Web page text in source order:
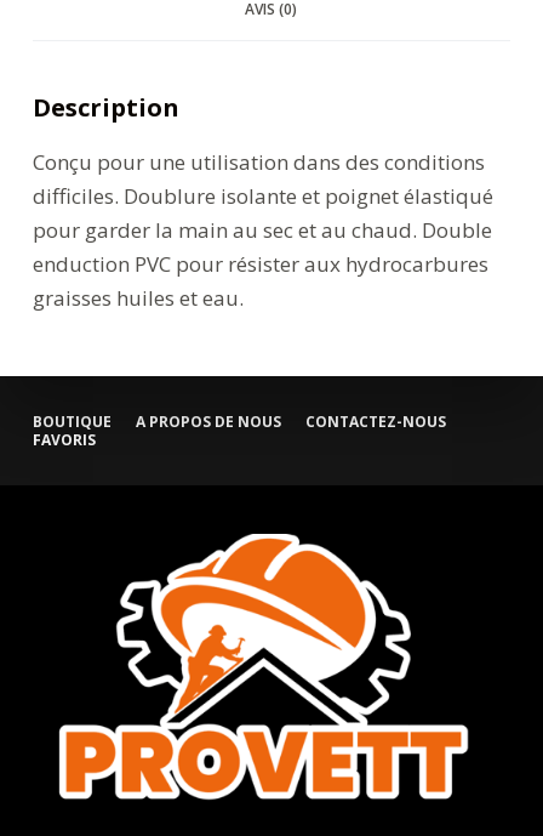
AVIS (0)
Description
Conçu pour une utilisation dans des conditions
difficiles. Doublure isolante et poignet élastiqué
pour garder la main au sec et au chaud. Double
enduction PVC pour résister aux hydrocarbures
graisses huiles et eau.
BOUTIQUE A PROPOS DE NOUS
CONTACTEZ-NOUS
FAVORIS